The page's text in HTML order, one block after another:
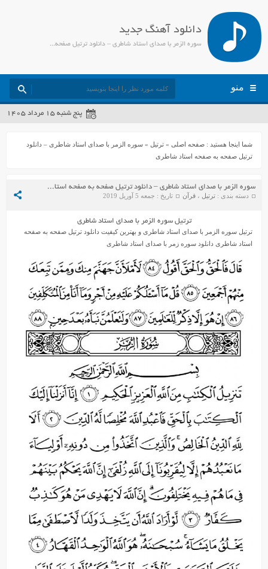
دانلود آهنگ جدید
سوره الزمر با صدای استاد شاطری – دانلود ترتیل صفحه به صفحه استاد شاطری - جمیل مدیا
منو
پنج شنبه ۱۵ مرداد ۱۴۰۵
شما اینجا هستید :صفحه اصلی »ترتیل »سوره الزمر با صدای استاد شاطری – دانلود
ترتیل صفحه به صفحه استاد شاطری
سوره الزمر با صدای استاد شاطری – دانلود ترتیل صفحه به صفحه استاد شاطری
دسته بندی :ترتیل ،قرآن تاریخ : جمعه 5 آوریل 2019
ترتیل سوره الزمر با صدای استاد شاطری
ترتیل سوره الزمر با صدای استاد شاطری و بهترین کیفیت دانلود ترتیل صفحه به صفحه
استاد شاطری دانلود سوره زمر با صدای استاد شاطری